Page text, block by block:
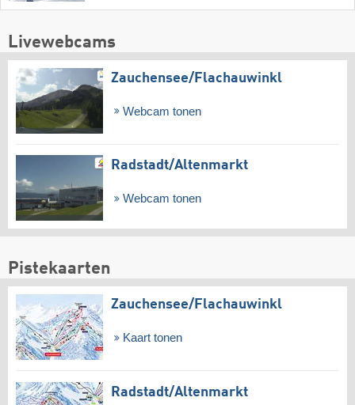
Livewebcams
Zauchensee/​Flachauwinkl
Webcam tonen
Radstadt/​Altenmarkt
Webcam tonen
Pistekaarten
Zauchensee/​Flachauwinkl
Kaart tonen
Radstadt/​Altenmarkt